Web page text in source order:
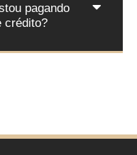
pagando
crédito?